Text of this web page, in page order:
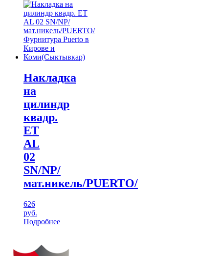
Накладка
на
цилиндр
квадр.
ЕТ
AL
02
SN/NP/
мат.никель/PUERTO/
626
руб.
Подробнее